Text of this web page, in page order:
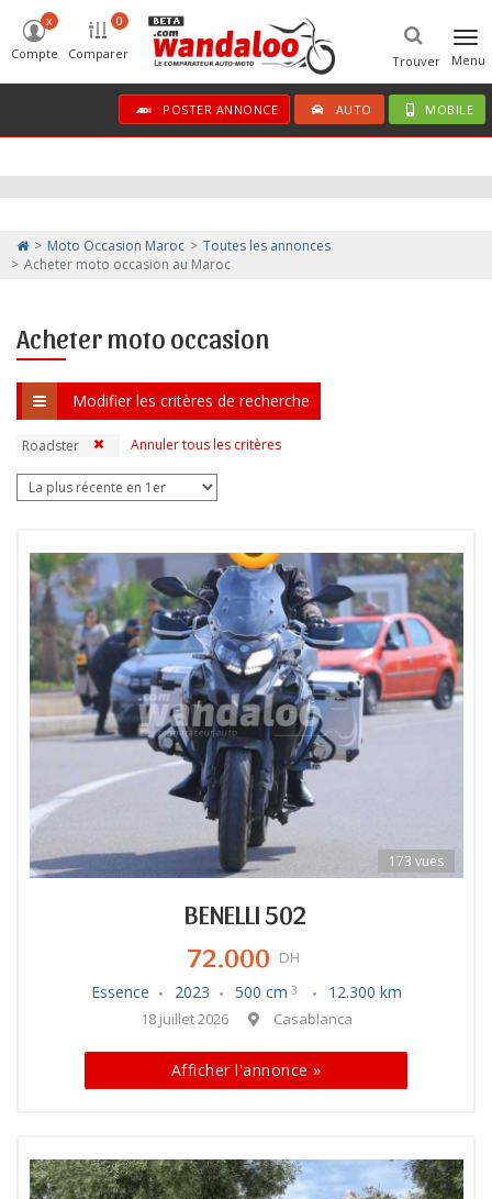
Menu
Trouver
x
Compte
0
Comparer
POSTER ANNONCE AUTO MOBILE
Moto Occasion Maroc
Toutes les annonces
Acheter moto occasion au Maroc
Acheter moto occasion
Modifier les critères de recherche
Roadster Annuler tous les critères
173 vues
BENELLI 502
72.000 DH
Essence 2023 500 cm 3 12.300 km
18 juillet 2026 Casablanca
Afficher l'annonce »